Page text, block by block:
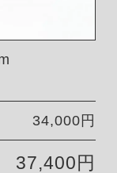
34,000円
37,400円